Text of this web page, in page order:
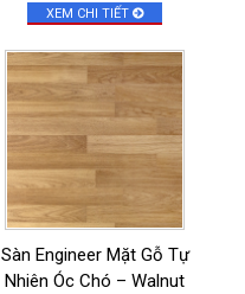
XEM CHI TIẾT
Sàn Engineer Mặt Gỗ Tự
Nhiên Óc Chó – Walnut